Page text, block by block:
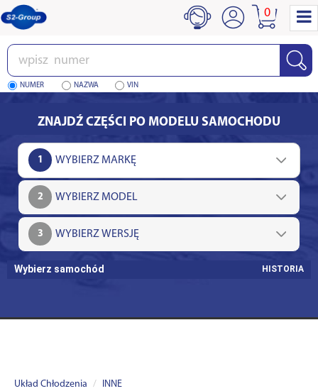
Wpisz
numer
NUMER NAZWA VIN
0
ZNAJDŹ CZĘŚCI PO MODELU SAMOCHODU
1
2
3
Wybierz samochód HISTORIA
Układ Chłodzenia INNE